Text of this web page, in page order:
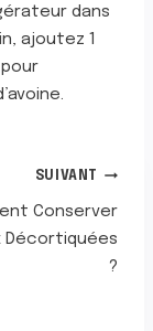
dans
ajoutez 1
SUIVANT
Conserver
Décortiquées
?